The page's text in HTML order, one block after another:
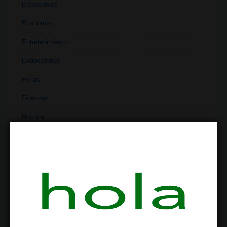
Dispositivos
Economía
Entretenimiento
Extracciones
Ferias
Finanzas
Historia
Investigación
Literatura
Materiales